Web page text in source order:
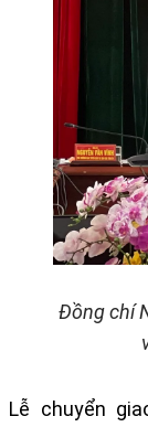
Đồng chí
Lễ chuyển